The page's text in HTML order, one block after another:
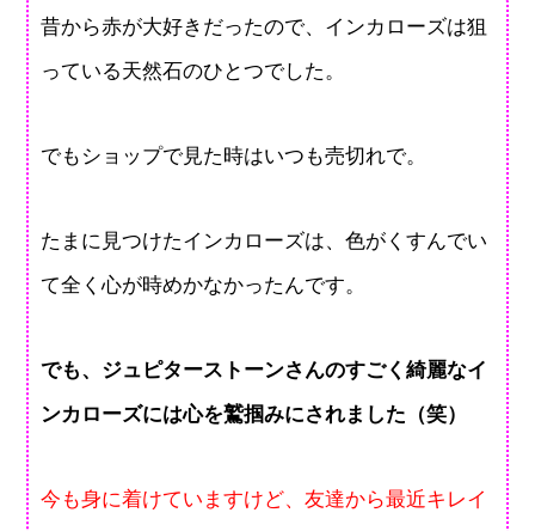
昔から赤が大好きだったので、インカローズは狙
っている天然石のひとつでした。
でもショップで見た時はいつも売切れで。
たまに見つけたインカローズは、色がくすんでい
て全く心が時めかなかったんです。
でも、ジュピターストーンさんのすごく綺麗なイ
ンカローズには心を鷲掴みにされました（笑）
今も身に着けていますけど、友達から最近キレイ